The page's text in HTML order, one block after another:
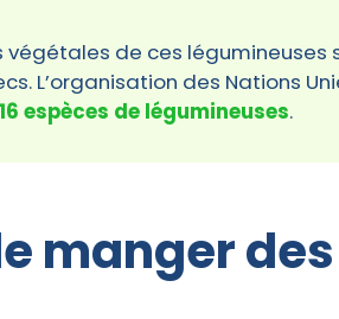
de ces légumineuses
L’organisation des Nations
16 espèces de légumineuses.
manger des